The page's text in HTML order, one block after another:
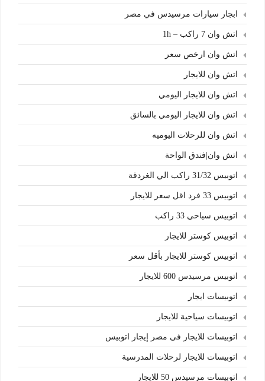
ابجار سيارات مرسيدس في مصر
اتش وان 7 راكب – 1h
اتش وان ارخص سعر
اتش وان للايجار
اتش وان للايجار اليومي
اتش وان للايجار اليومي بالسائق
اتش وان للرحلات اليوميه
اتش وان|فندق الواحة
اتوبيس 31/32 راكب الي الغردقة
اتوبيس 33 فرد اقل سعر للايجار
اتوبيس سياحي 33 راكب
اتوبيس كوستر للايجار
اتوبيس كوستر للايجار بأقل سعر
اتوبيس مرسيدس 600 للايجار
اتوبيسات ايجار
اتوبيسات سياحية للايجار
اتوبيسات للايجار فى مصر إيجار اتوبيس
اتوبيسات للايجار لرحلات المدرسية
اتوبيسات مرسيدس 50 للايجار